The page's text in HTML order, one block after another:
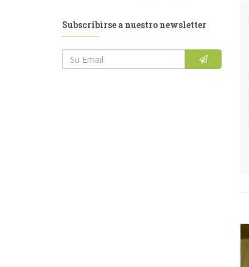
Subscribirse a nuestro newsletter